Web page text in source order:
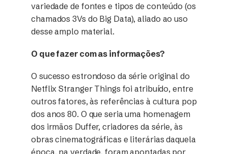
variedade de fontes e tipos de conteúdo (os
chamados 3Vs do Big Data), aliado ao uso
desse amplo material.
O que fazer com as informações?
O sucesso estrondoso da série original do
Netflix Stranger Things foi atribuído, entre
outros fatores, às referências à cultura pop
dos anos 80. O que seria uma homenagem
dos irmãos Duffer, criadores da série, às
obras cinematográficas e literárias daquela
época, na verdade, foram apontadas por